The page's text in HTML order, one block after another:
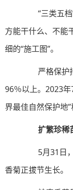
“三类五档”
方能干什么、不能
细的“施工图”。
严格保护措
96％以上。2023
界最佳自然保护地”
扩繁珍稀
5月31日，
香菊正拔节生长。